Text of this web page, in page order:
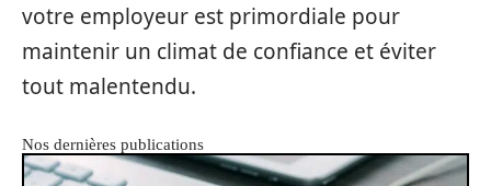
votre employeur est primordiale pour
maintenir un climat de confiance et éviter
tout malentendu.
Nos dernières publications